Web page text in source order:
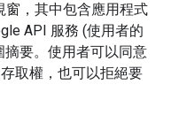
窗，其中包含應用程式
API 服務 (使用者的
要。使用者可以同意
取權，也可以拒絕要